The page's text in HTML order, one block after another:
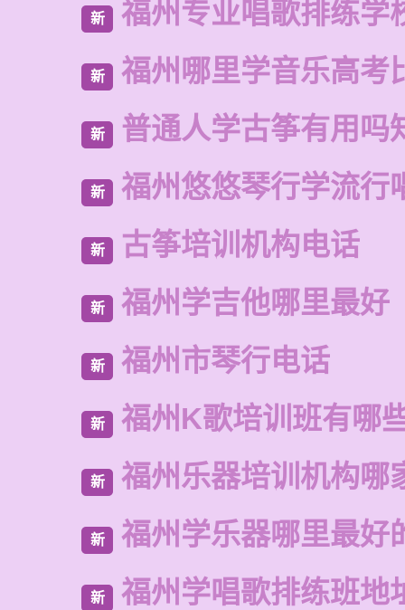
新 福州专业唱歌排练学
新 福州哪里学音乐高考
新 普通人学古筝有用吗
新 福州悠悠琴行学流行
新 古筝培训机构电话
新 福州学吉他哪里最好
新 福州市琴行电话
新 福州K歌培训班有哪
新 福州乐器培训机构哪
新 福州学乐器哪里最好
新 福州学唱歌排练班地